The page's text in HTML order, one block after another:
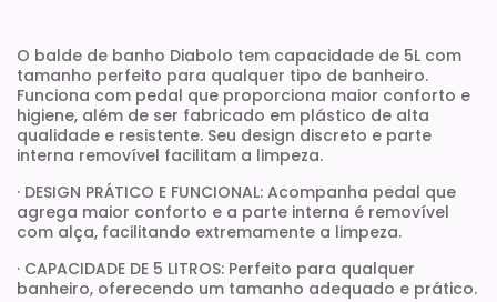
O balde de banho Diabolo tem capacidade de 5L com
tamanho perfeito para qualquer tipo de banheiro.
Funciona com pedal que proporciona maior conforto e
higiene, além de ser fabricado em plástico de alta
qualidade e resistente. Seu design discreto e parte
interna removível facilitam a limpeza.
· DESIGN PRÁTICO E FUNCIONAL: Acompanha pedal que
agrega maior conforto e a parte interna é removível
com alça, facilitando extremamente a limpeza.
· CAPACIDADE DE 5 LITROS: Perfeito para qualquer
banheiro, oferecendo um tamanho adequado e prático.